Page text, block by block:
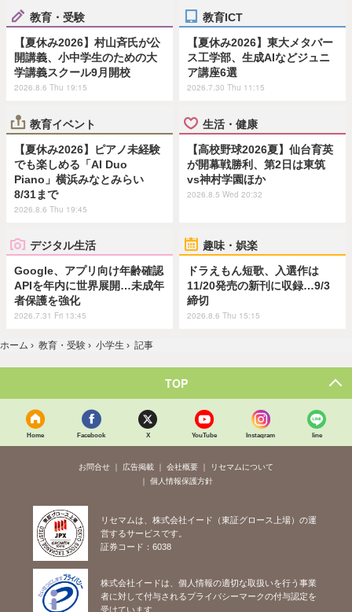
教育・受験
【夏休み2026】村山斉氏が公
開講義、小中学生のための大
学講義スクール9月開校
2026.8.6 Thu 19:15
教育ICT
【夏休み2026】東大メタバー
ス工学部、生成AIなどジュニ
ア講座6選
2026.7.30 Thu 11:15
教育イベント
【夏休み2026】ピアノ未経験
でも楽しめる「AI Duo
Piano」横浜みなとみらい
8/31まで
2026.8.6 Thu 19:45
生活・健康
【高校野球2026夏】仙台育英
が開幕戦勝利、第2日は東筑
vs神村学園ほか
2026.8.5 Wed 20:32
デジタル生活
Google、アプリ向け年齢確認
APIを年内に世界展開…未成年
者保護を強化
2026.7.31 Fri 13:45
趣味・娯楽
ドラえもん短歌、入選作は
11/20発売の新刊に収録…9/3
締切
2026.8.6 Thu 15:15
ホーム › 教育・受験 › 小学生 › 記事
TOP
Home Facebook X YouTube Instagram line
お問合せ 広告掲載 会社概要
リセマムについて
個人情報保護方針
リセマムは、株式会社イード（東証グロース上場）の運
営するサービスです。
証券コード：6038
株式会社イードは、個人情報の適切な取扱いを行う事業
者に対して付与されるプライバシーマークの付与認定を
受けています。